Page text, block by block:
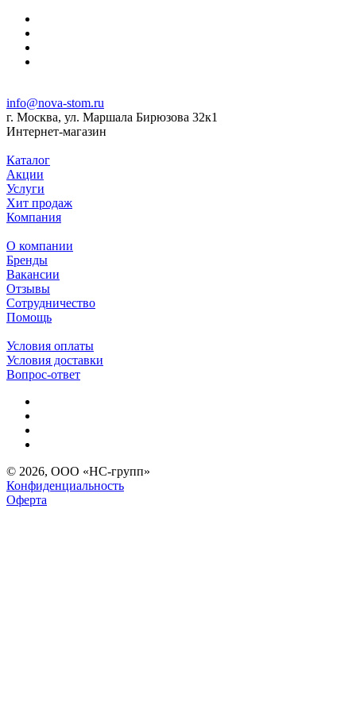
info@nova-stom.ru
г. Москва, ул. Маршала Бирюзова 32к1
Интернет-магазин
Каталог
Акции
Услуги
Хит продаж
Компания
О компании
Бренды
Вакансии
Отзывы
Сотрудничество
Помощь
Условия оплаты
Условия доставки
Вопрос-ответ
© 2026, ООО «НС-групп»
Конфиденциальность
Оферта